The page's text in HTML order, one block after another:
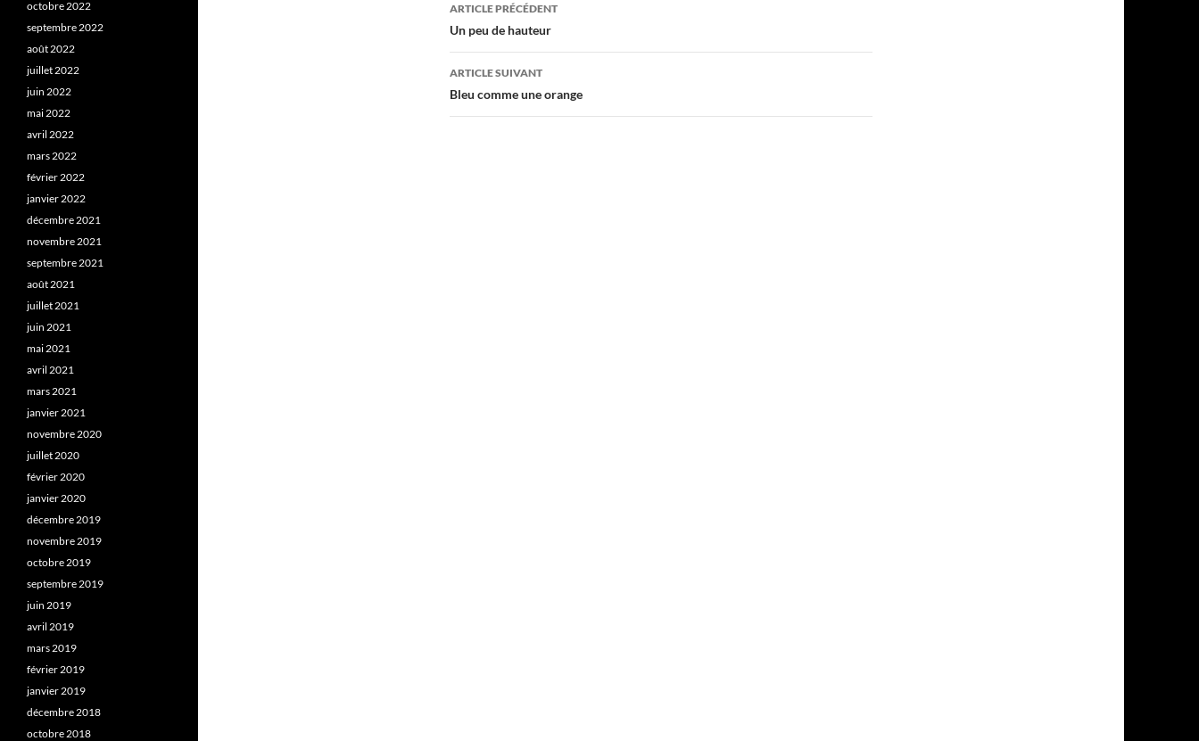
des
articles
ARTICLE PRÉCÉDENT
Un peu de hauteur
ARTICLE SUIVANT
Bleu comme une orange
octobre 2022
septembre 2022
août 2022
juillet 2022
juin 2022
mai 2022
avril 2022
mars 2022
février 2022
janvier 2022
décembre 2021
novembre 2021
septembre 2021
août 2021
juillet 2021
juin 2021
mai 2021
avril 2021
mars 2021
janvier 2021
novembre 2020
juillet 2020
février 2020
janvier 2020
décembre 2019
novembre 2019
octobre 2019
septembre 2019
juin 2019
avril 2019
mars 2019
février 2019
janvier 2019
décembre 2018
octobre 2018